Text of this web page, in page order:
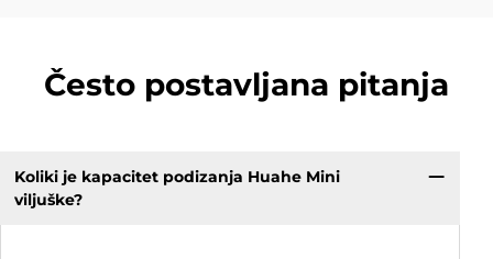
Često postavljana pitanja
Koliki je kapacitet podizanja Huahe Mini
viljuške?